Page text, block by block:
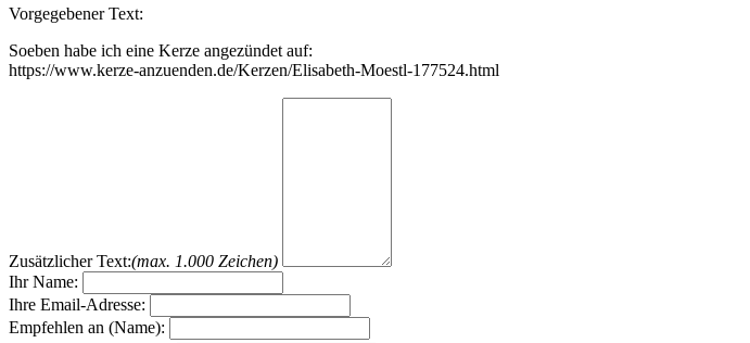
Vorgegebener Text:
Soeben habe ich eine Kerze angezündet auf:
https://www.kerze-anzuenden.de/Kerzen/Elisabeth-Moestl-177524.html
Zusätzlicher Text:(max. 1.000 Zeichen)
Ihr Name:
Ihre Email-Adresse:
Empfehlen an (Name):